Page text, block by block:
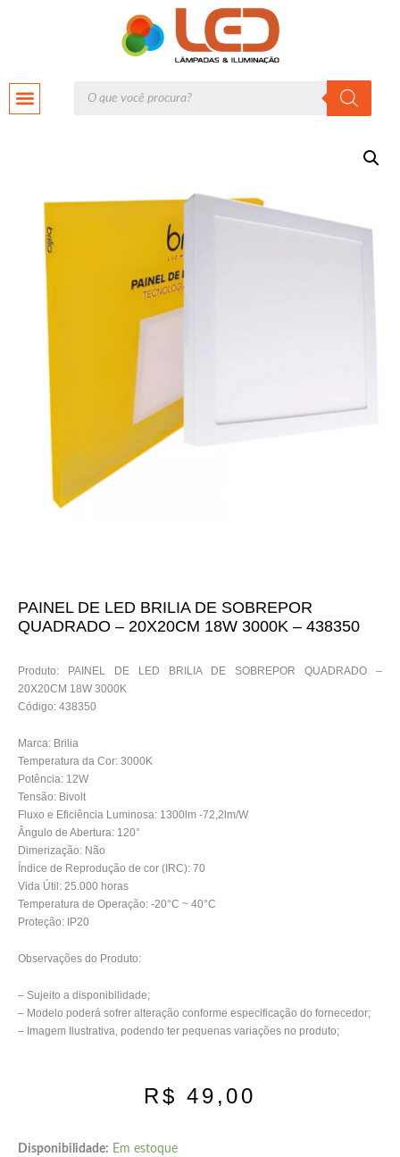
PAINEL DE LED BRILIA DE SOBREPOR
QUADRADO – 20X20CM 18W 3000K – 438350
Produto: PAINEL DE LED BRILIA DE SOBREPOR QUADRADO –
20X20CM 18W 3000K
Código: 438350
Marca: Brilia
Temperatura da Cor: 3000K
Potência: 12W
Tensão: Bivolt
Fluxo e Eficiência Luminosa: 1300lm -72,2lm/W
Ângulo de Abertura: 120°
Dimerização: Não
Índice de Reprodução de cor (IRC): 70
Vida Útil: 25.000 horas
Temperatura de Operação: -20°C ~ 40°C
Proteção: IP20
Observações do Produto:
– Sujeito a disponibilidade;
– Modelo poderá sofrer alteração conforme especificação do fornecedor;
– Imagem Ilustrativa, podendo ter pequenas variações no produto;
R$ 49,00
Disponibilidade: Em estoque